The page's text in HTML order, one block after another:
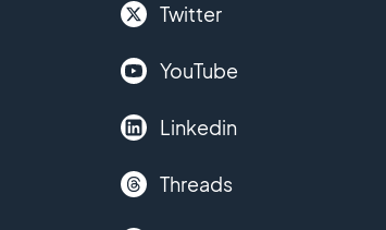
Twitter
YouTube
Linkedin
Threads